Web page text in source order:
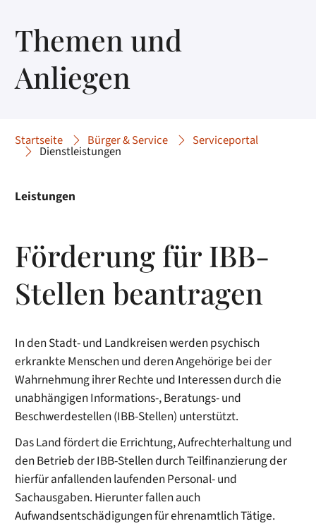
Themen und
Anliegen
Startseite Bürger & Service Serviceportal
Dienstleistungen
Leistungen
Förderung für IBB-
Stellen beantragen
In den Stadt- und Landkreisen werden psychisch
erkrankte Menschen und deren Angehörige bei der
Wahrnehmung ihrer Rechte und Interessen durch die
unabhängigen Informations-, Beratungs- und
Beschwerdestellen (IBB-Stellen) unterstützt.
Das Land fördert die Errichtung, Aufrechterhaltung und
den Betrieb der IBB-Stellen durch Teilfinanzierung der
hierfür anfallenden laufenden Personal- und
Sachausgaben. Hierunter fallen auch
Aufwandsentschädigungen für ehrenamtlich Tätige.